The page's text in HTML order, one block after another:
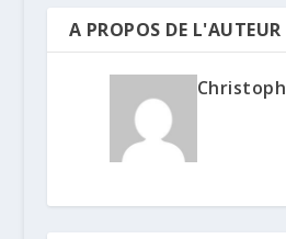
A PROPOS DE L'AUTEUR